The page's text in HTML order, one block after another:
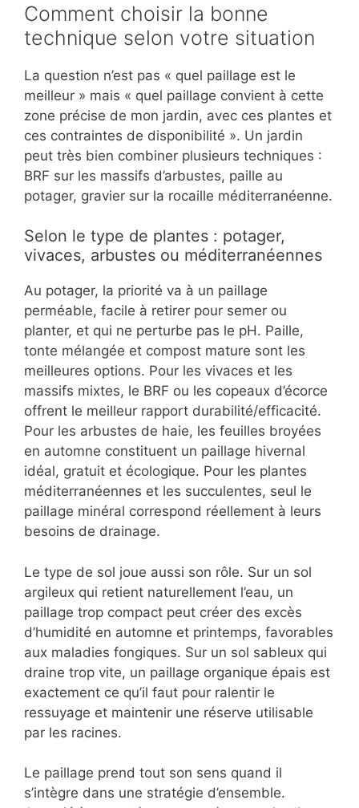
Comment choisir la bonne
technique selon votre situation
La question n’est pas « quel paillage est le
meilleur » mais « quel paillage convient à cette
zone précise de mon jardin, avec ces plantes et
ces contraintes de disponibilité ». Un jardin
peut très bien combiner plusieurs techniques :
BRF sur les massifs d’arbustes, paille au
potager, gravier sur la rocaille méditerranéenne.
Selon le type de plantes : potager,
vivaces, arbustes ou méditerranéennes
Au potager, la priorité va à un paillage
perméable, facile à retirer pour semer ou
planter, et qui ne perturbe pas le pH. Paille,
tonte mélangée et compost mature sont les
meilleures options. Pour les vivaces et les
massifs mixtes, le BRF ou les copeaux d’écorce
offrent le meilleur rapport durabilité/efficacité.
Pour les arbustes de haie, les feuilles broyées
en automne constituent un paillage hivernal
idéal, gratuit et écologique. Pour les plantes
méditerranéennes et les succulentes, seul le
paillage minéral correspond réellement à leurs
besoins de drainage.
Le type de sol joue aussi son rôle. Sur un sol
argileux qui retient naturellement l’eau, un
paillage trop compact peut créer des excès
d’humidité en automne et printemps, favorables
aux maladies fongiques. Sur un sol sableux qui
draine trop vite, un paillage organique épais est
exactement ce qu’il faut pour ralentir le
ressuyage et maintenir une réserve utilisable
par les racines.
Le paillage prend tout son sens quand il
s’intègre dans une stratégie d’ensemble.